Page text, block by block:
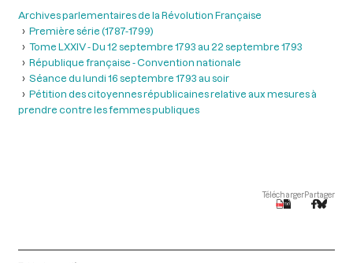
Archives parlementaires de la Révolution Française
Première série (1787-1799)
Tome LXXIV - Du 12 septembre 1793 au 22 septembre 1793
République française - Convention nationale
Séance du lundi 16 septembre 1793 au soir
Pétition des citoyennes républicaines relative aux mesures à
prendre contre les femmes publiques
TéléchargerPartager